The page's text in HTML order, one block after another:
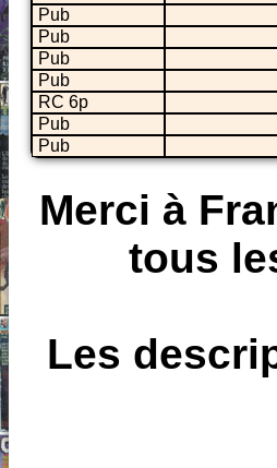
Pub
Pub
Pub
Pub
RC 6p
Pub
Pub
Merci à
tous
Les